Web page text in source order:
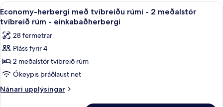
einkabaðherbergi
1
stórt
rúm
einkabaðherbergi
Skoða
allar
myndir
fyrir
Economy-
herbergi
með
tvíbreiðu
Economy-herbergi með tvíbreiðu
9
Economy-herbergi með tvíbreiðu rúmi - 2 meðalstór
tvíbreið rúm - einkabaðherbergi
28 fermetrar
Pláss fyrir 4
2 meðalstór tvíbreið rúm
Ókeypis þráðlaust net
Nánari upplýsingar
Nánari